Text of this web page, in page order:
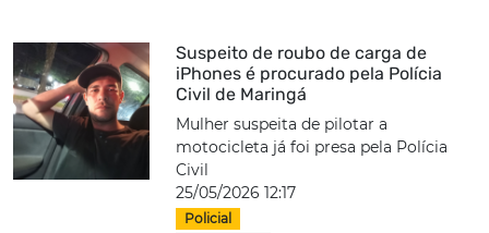
Suspeito de roubo de carga de
iPhones é procurado pela Polícia
Civil de Maringá
Mulher suspeita de pilotar a
motocicleta já foi presa pela Polícia
Civil
25/05/2026 12:17
Policial